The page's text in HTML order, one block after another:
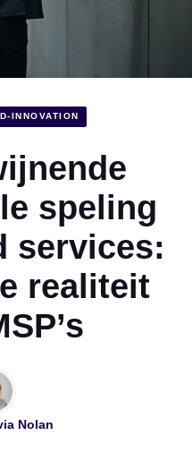
INNOVATION
speling
services:
realiteit
Nolan